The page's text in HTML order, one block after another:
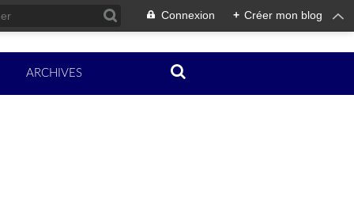
Connexion + Créer mon blog
ARCHIVES